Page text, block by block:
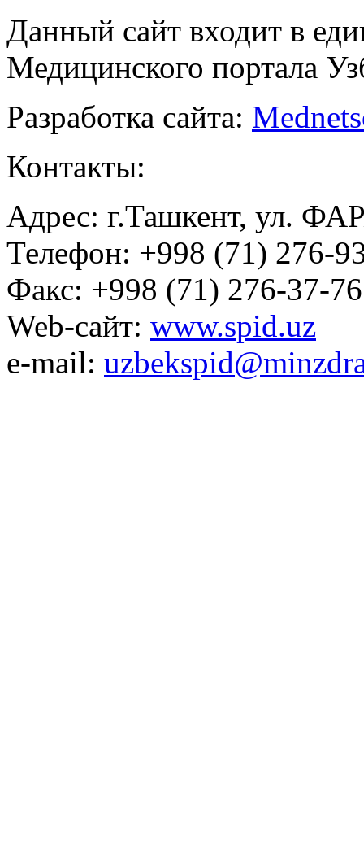
Данный сайт входит в
Медицинского портала
Разработка сайта:
Контакты:
Адрес: г.Ташкент, ул.
Телефон: +998 (71) 276-
Факс: +998 (71) 276-37-76
Web-сайт: www.spid.uz
e-mail: